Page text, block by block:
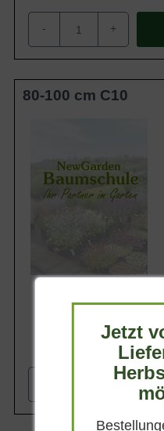
- +
80-100 cm C10
+
Jetzt